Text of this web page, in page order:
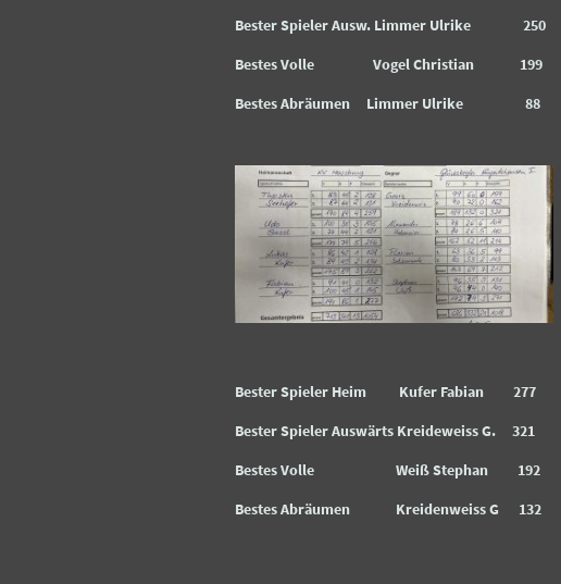
Bester Spieler Ausw. Limmer Ulrike 250
Bestes Volle Vogel Christian 199
Bestes Abräumen Limmer Ulrike 88
Bester Spieler Heim Kufer Fabian 277
Bester Spieler Auswärts Kreideweiss G. 321
Bestes Volle Weiß Stephan 192
Bestes Abräumen Kreidenweiss G 132